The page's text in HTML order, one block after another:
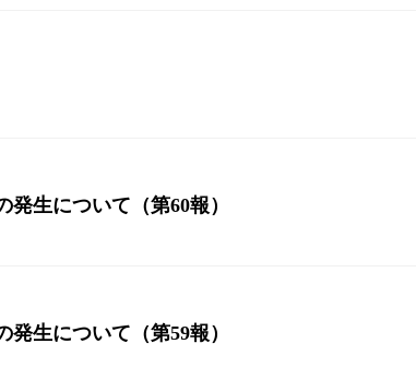
生について（第60報）
生について（第59報）